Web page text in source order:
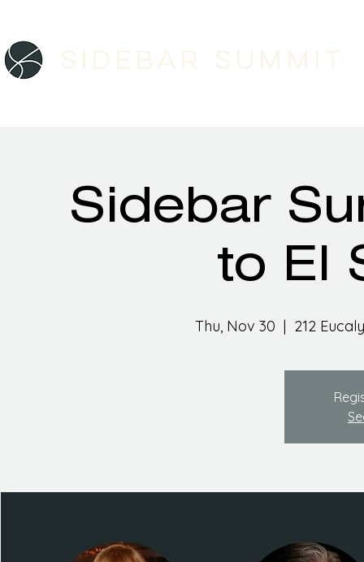
Sidebar
to El
Thu, Nov 30
  |
212